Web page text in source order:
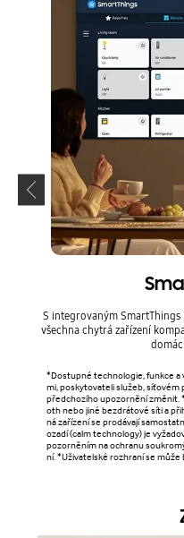
S integrovaným
všechna chytrá zařízení
*Dostupné technologie, funkce a
mi, poskytovateli služeb,
předchozího upozornění změnit.
oth nebo jiné bezdrátové síti a
ná zařízení se prodávají
ozadí (calm technology) je
pozorněním na ochranu
ní. *Uživatelské rozhraní se